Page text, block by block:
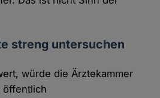
streng untersuchen
würde die Ärztekammer
öffentlich